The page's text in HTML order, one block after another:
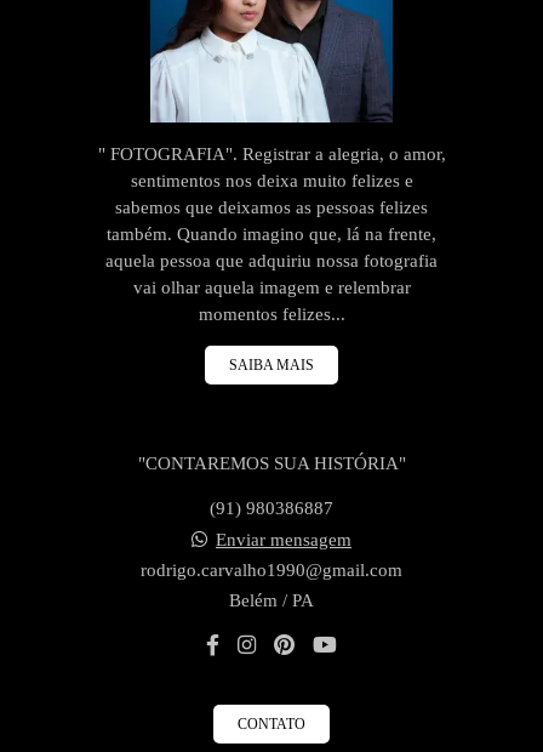
" FOTOGRAFIA". Registrar a alegria, o amor,
sentimentos nos deixa muito felizes e
sabemos que deixamos as pessoas felizes
também. Quando imagino que, lá na frente,
aquela pessoa que adquiriu nossa fotografia
vai olhar aquela imagem e relembrar
momentos felizes...
SAIBA MAIS
"CONTAREMOS SUA HISTÓRIA"
(91) 980386887
Enviar mensagem
rodrigo.carvalho1990@gmail.com
Belém / PA
CONTATO